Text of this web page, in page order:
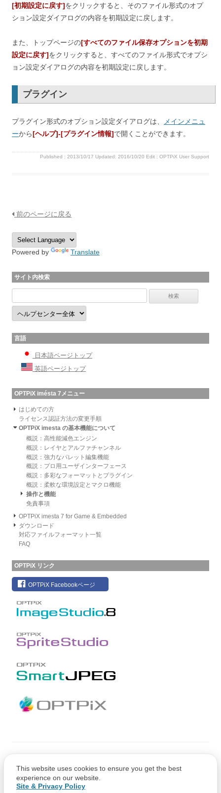
[初期設定に戻す]をクリックすると、そのファイル形式のオプ
ション設定ダイアログの内容を初期設定に戻します。
また、トップページの[すべてのファイル保存オプションを初期
設定に戻す]をクリックすると、すべてのファイル形式でオプシ
ョン設定ダイアログの内容を初期設定に戻します。
プラグイン
プラグイン形式のオプション設定ダイアログは、
メインメニュ
ーから[ヘルプ]-[プラグイン情報]で開くことができます。
Published : 2013/10/17 Updated: 2016/10/20 Edit : OPTPiX User Support
前のページに戻る
Powered by Translate
サイト内検索
言語
日本語ページトップ
英語ページトップ
OPTPiX imésta 7メニュー
はじめての方
ライセンス認証方法の変更手順
OPTPiX imesta の基本機能について
概説：高性能減色エンジン
概説：レイヤとアルファチャンネル
概説：強力なパレット編集機能
概説：プロ用ユーザインターフェース
概説：多彩なフォーマットとプラグイン
概説：柔軟な環境設定とマクロ機能
操作と機能
免責事項
OPTPiX imesta 7 for Game & Embedded
ダウンロード
対応ファイルフォーマット一覧
FAQ
OPTPiX リンク
OPTPiX Facebookページ
Copyright © 1991-2021 Web Technology Corp.
This website uses cookies to ensure you get the best
experience on our website.
Site & Privacy Policy